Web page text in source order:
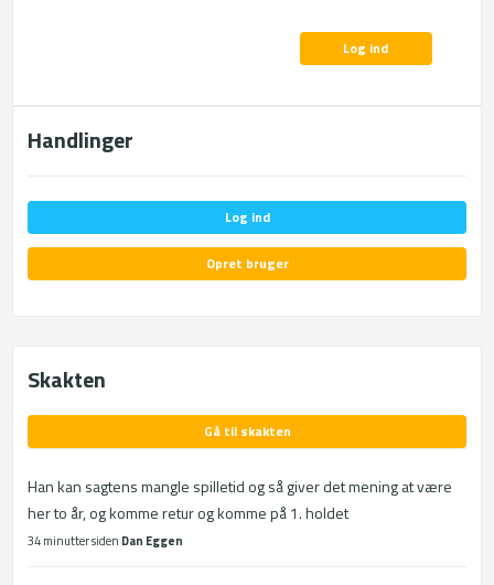
Log ind
Handlinger
Log ind
Opret bruger
Skakten
Gå til skakten
Han kan sagtens mangle spilletid og så giver det mening at være
her to år, og komme retur og komme på 1. holdet
34 minutter siden Dan Eggen